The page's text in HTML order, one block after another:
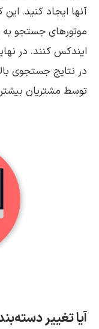
موتورهای جستجو
ایندکس کنند. در
در نتایج جستجوی
توسط مشتریان
آیا تغییر